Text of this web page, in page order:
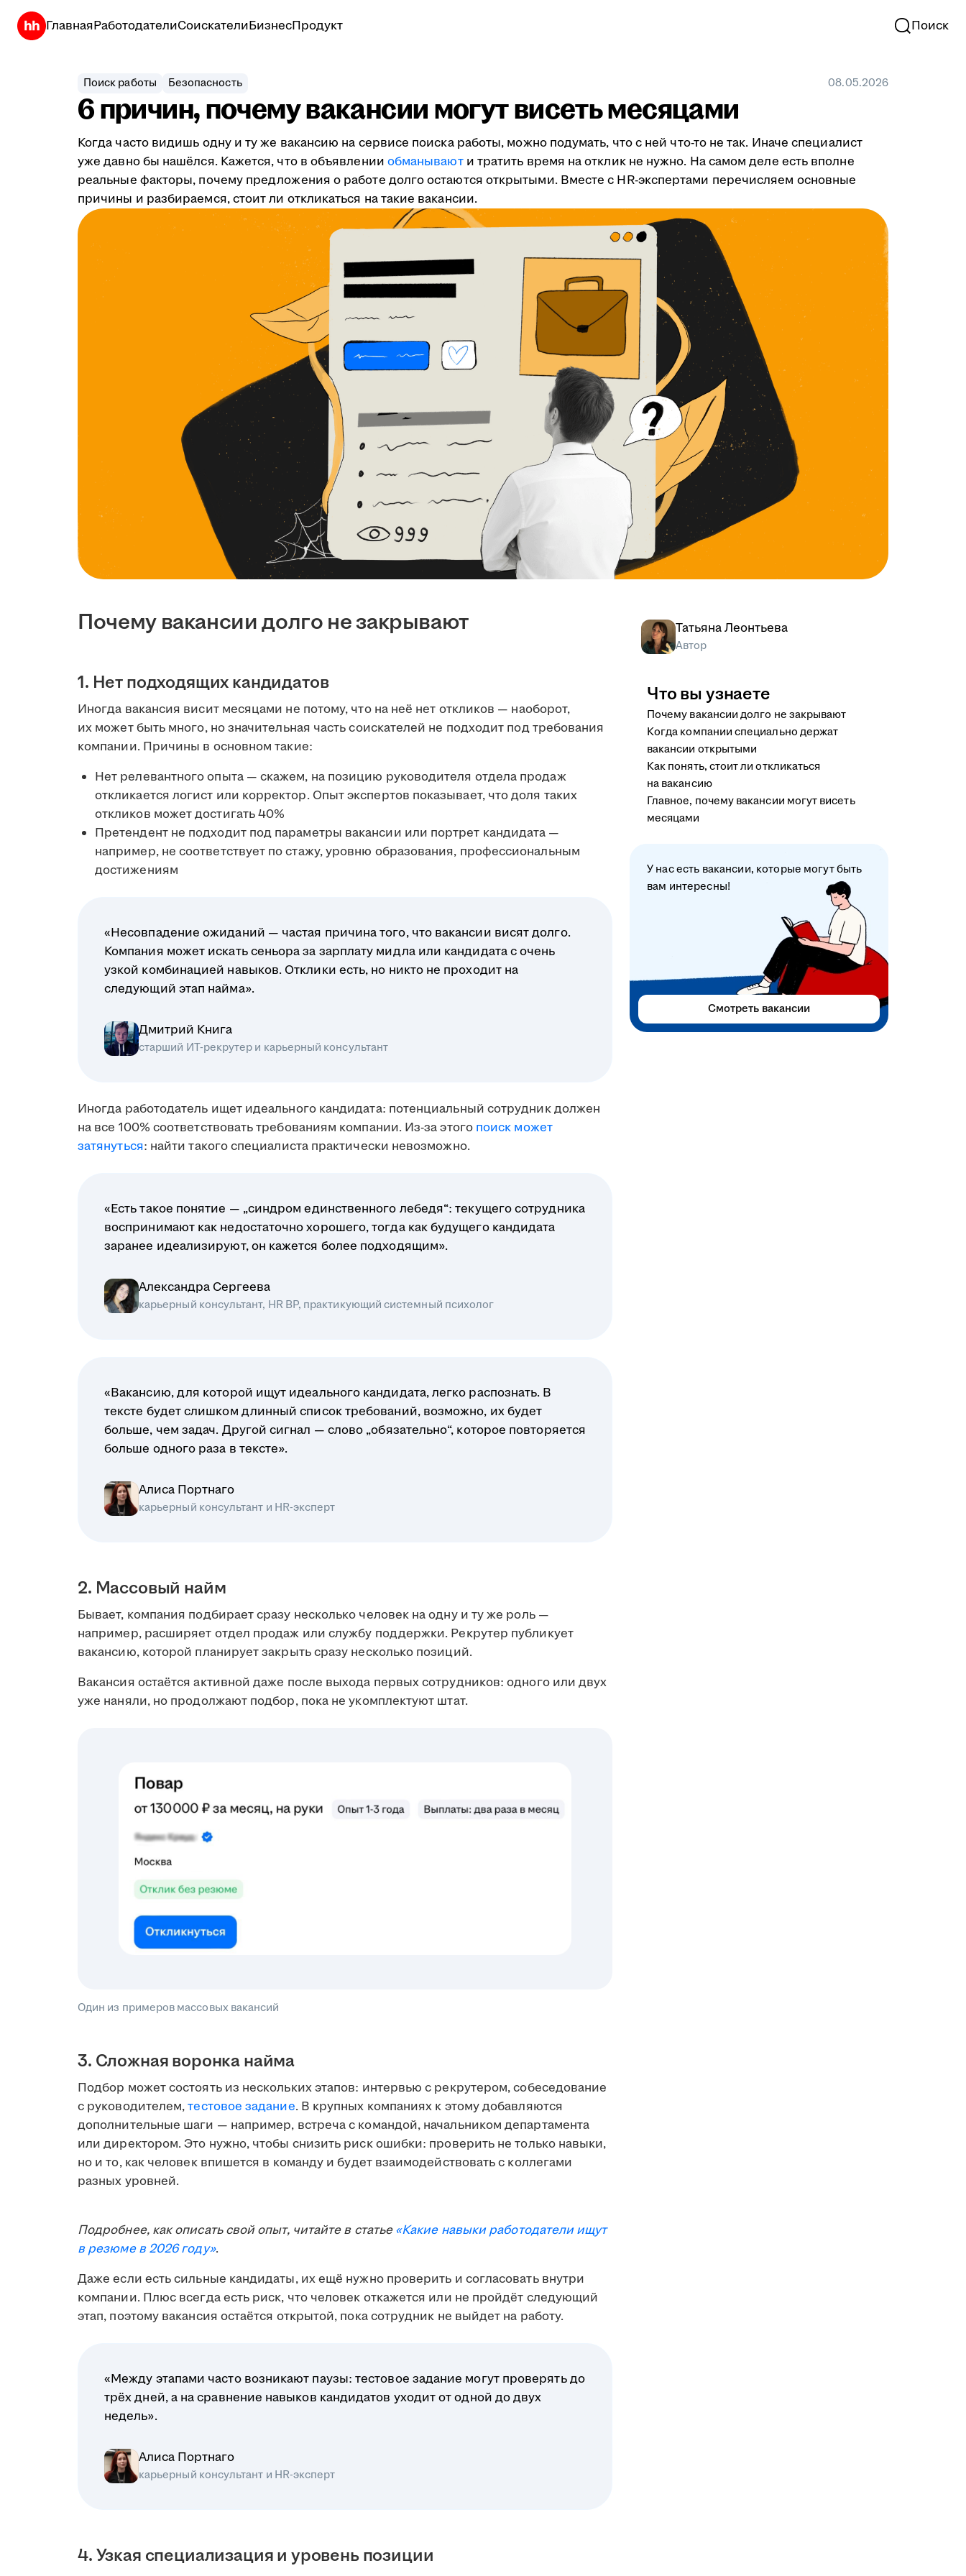
ГлавнаяРаботодателиСоискателиБизнесПродукт Поиск
Поиск работы Безопасность 08.05.2026
6 причин, почему вакансии могут висеть месяцами
Когда часто видишь одну и ту же вакансию на сервисе поиска работы, можно подумать, что с ней что-то не так. Иначе специалист
уже давно бы нашёлся. Кажется, что в объявлении обманываюти тратить время на отклик не нужно. На самом деле есть вполне
реальные факторы, почему предложения о работе долго остаются открытыми. Вместе с HR-экспертами перечисляем основные
причины и разбираемся, стоит ли откликаться на такие вакансии.
Почему вакансии долго не закрывают
1. Нет подходящих кандидатов
Иногда вакансия висит месяцами не потому, что на неё нет откликов — наоборот,
их может быть много, но значительная часть соискателей не подходит под требования
компании. Причины в основном такие:
Нет релевантного опыта — скажем, на позицию руководителя отдела продаж
откликается логист или корректор. Опыт экспертов показывает, что доля таких
откликов может достигать 40%
Претендент не подходит под параметры вакансии или портрет кандидата —
например, не соответствует по стажу, уровню образования, профессиональным
достижениям
«Несовпадение ожиданий — частая причина того, что вакансии висят долго.
Компания может искать сеньора за зарплату мидла или кандидата с очень
узкой комбинацией навыков. Отклики есть, но никто не проходит на
следующий этап найма».
Дмитрий Книга
старший ИТ-рекрутер и карьерный консультант
Иногда работодатель ищет идеального кандидата: потенциальный сотрудник должен
на все 100% соответствовать требованиям компании. Из-за этого поиск может
затянуться: найти такого специалиста практически невозможно.
«Есть такое понятие — „синдром единственного лебедя“: текущего сотрудника
воспринимают как недостаточно хорошего, тогда как будущего кандидата
заранее идеализируют, он кажется более подходящим».
Александра Сергеева
карьерный консультант, HR BP, практикующий системный психолог
«Вакансию, для которой ищут идеального кандидата, легко распознать. В
тексте будет слишком длинный список требований, возможно, их будет
больше, чем задач. Другой сигнал — слово „обязательно“, которое повторяется
больше одного раза в тексте».
Алиса Портнаго
карьерный консультант и HR-эксперт
2. Массовый найм
Бывает, компания подбирает сразу несколько человек на одну и ту же роль —
например, расширяет отдел продаж или службу поддержки. Рекрутер публикует
вакансию, которой планирует закрыть сразу несколько позиций.
Вакансия остаётся активной даже после выхода первых сотрудников: одного или двух
уже наняли, но продолжают подбор, пока не укомплектуют штат.
Один из примеров массовых вакансий
3. Сложная воронка найма
Подбор может состоять из нескольких этапов: интервью с рекрутером, собеседование
с руководителем,тестовое задание. В крупных компаниях к этому добавляются
дополнительные шаги — например, встреча с командой, начальником департамента
или директором. Это нужно, чтобы снизить риск ошибки: проверить не только навыки,
но и то, как человек впишется в команду и будет взаимодействовать с коллегами
разных уровней.
Подробнее, как описать свой опыт, читайте в статье«Какие навыки работодатели ищут
в резюме в 2026 году».
Даже если есть сильные кандидаты, их ещё нужно проверить и согласовать внутри
компании. Плюс всегда есть риск, что человек откажется или не пройдёт следующий
этап, поэтому вакансия остаётся открытой, пока сотрудник не выйдет на работу.
«Между этапами часто возникают паузы: тестовое задание могут проверять до
трёх дней, а на сравнение навыков кандидатов уходит от одной до двух
недель».
Алиса Портнаго
карьерный консультант и HR-эксперт
4. Узкая специализация и уровень позиции
Татьяна Леонтьева
Автор
Что вы узнаете
Почему вакансии долго не закрывают
Когда компании специально держат
вакансии открытыми
Как понять, стоит ли откликаться
на вакансию
Главное, почему вакансии могут висеть
месяцами
У нас есть вакансии, которые могут быть
вам интересны!
Смотреть вакансии